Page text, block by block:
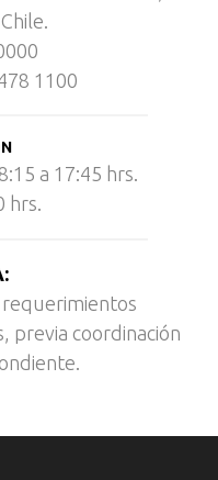
1100
a 17:45 hrs.
hrs.
previa coordinación